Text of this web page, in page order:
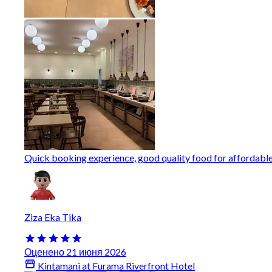
Quick booking experience, good quality food for
Ziza Eka Tika
Оценено 21 июня 2026
Kintamani at Furama Riverfront Hotel